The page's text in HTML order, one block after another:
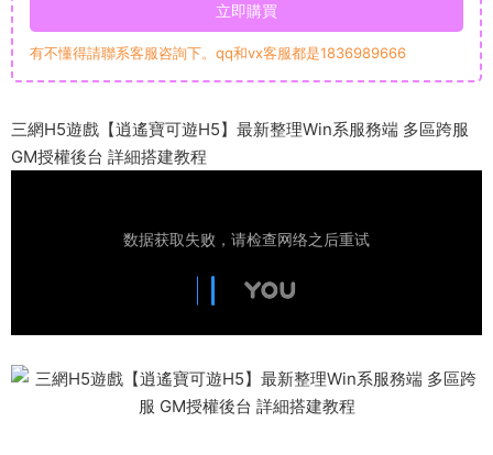
立即購買
有不懂得請聯系客服咨詢下。qq和vx客服都是1836989666
三網H5遊戲【逍遙寶可遊H5】最新整理Win系服務端 多區跨服
GM授權後台 詳細搭建教程